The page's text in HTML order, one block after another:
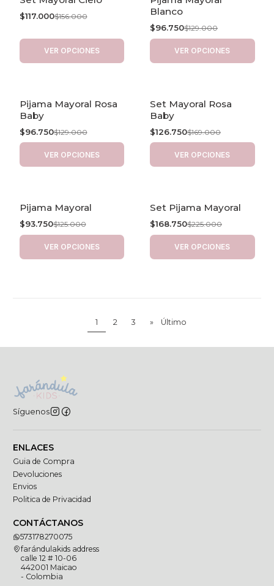
-25% OFF
$117.000$156.000
VER OPCIONES
-25% OFF
Blanco
$96.750$129.000
VER OPCIONES
-25% OFF
Pijama Mayoral Rosa
Baby
$96.750$129.000
VER OPCIONES
-25% OFF
Set Mayoral Rosa
Baby
$126.750$169.000
VER OPCIONES
-25% OFF
Pijama Mayoral
$93.750$125.000
VER OPCIONES
-25% OFF
Set Pijama Mayoral
$168.750$225.000
VER OPCIONES
1 2 3 » Último
Síguenos
ENLACES
Guia de Compra
Devoluciones
Envios
Politica de Privacidad
CONTÁCTANOS
573178270075
farándulakids address
calle 12 # 10-06
442001 Maicao
- Colombia